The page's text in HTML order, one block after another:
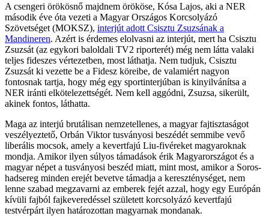
A csengeri örökösnő majdnem örököse, Kósa Lajos, aki a NER
második éve óta vezeti a Magyar Országos Korcsolyázó
Szövetséget (MOKSZ), interjút adott Csisztu Zsuzsának a
Mandineren. Azért is érdemes elolvasni az interjút, mert ha Csisztu
Zsuzsát (az egykori baloldali TV2 riporterét) még nem látta valaki
teljes fideszes vértezetben, most láthatja. Nem tudjuk, Csisztu
Zsuzsát ki vezette be a Fidesz köreibe, de valamiért nagyon
fontosnak tartja, hogy még egy sportinterjúban is kinyilvánítsa a
NER iránti elkötelezettségét. Nem kell aggódni, Zsuzsa, sikerült,
akinek fontos, láthatta.
Maga az interjú brutálisan nemzetellenes, a magyar fajtisztaságot
veszélyeztető, Orbán Viktor tusványosi beszédét semmibe vevő
liberális mocsok, amely a kevertfajú Liu-fivéreket magyaroknak
mondja. Amikor ilyen súlyos támadások érik Magyarországot és a
magyar népet a tusványosi beszéd miatt, mint most, amikor a Soros-
hadsereg minden erejét bevetve támadja a kereszténységet, nem
lenne szabad megzavarni az emberek fejét azzal, hogy egy Európán
kívüli fajból fajkeveredéssel született korcsolyázó kevertfajú
testvérpárt ilyen határozottan magyarnak mondanak.